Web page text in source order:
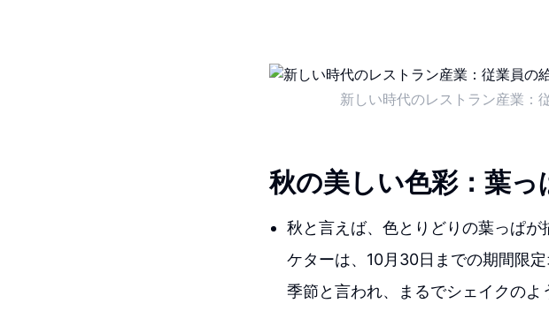
新しい時代のレストラン産業：
秋の美しい色彩：葉
秋と言えば、色とりどりの葉っぱ
ケターは、10月30日までの期間限
季節と言われ、まるでシェイクのよ